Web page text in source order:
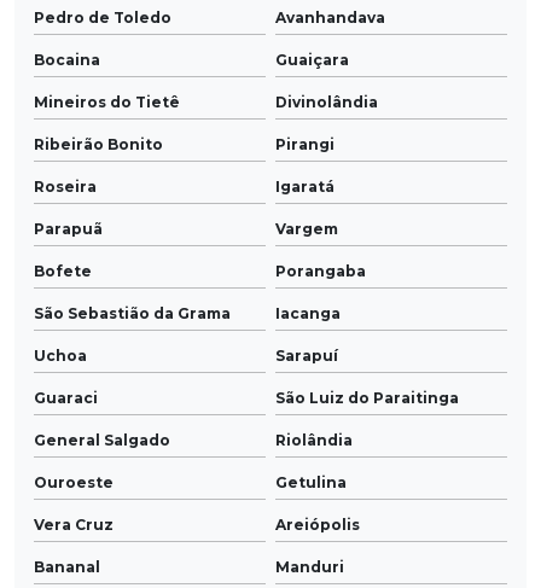
Pedro de Toledo Avanhandava
Bocaina Guaiçara
Mineiros do Tietê Divinolândia
Ribeirão Bonito Pirangi
Roseira Igaratá
Parapuã Vargem
Bofete Porangaba
São Sebastião da Grama Iacanga
Uchoa Sarapuí
Guaraci São Luiz do Paraitinga
General Salgado Riolândia
Ouroeste Getulina
Vera Cruz Areiópolis
Bananal Manduri